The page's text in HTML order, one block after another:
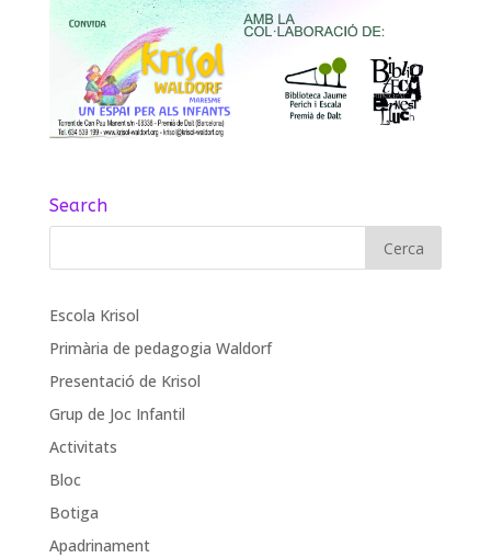
Search
Escola Krisol
Primària de pedagogia Waldorf
Presentació de Krisol
Grup de Joc Infantil
Activitats
Bloc
Botiga
Apadrinament